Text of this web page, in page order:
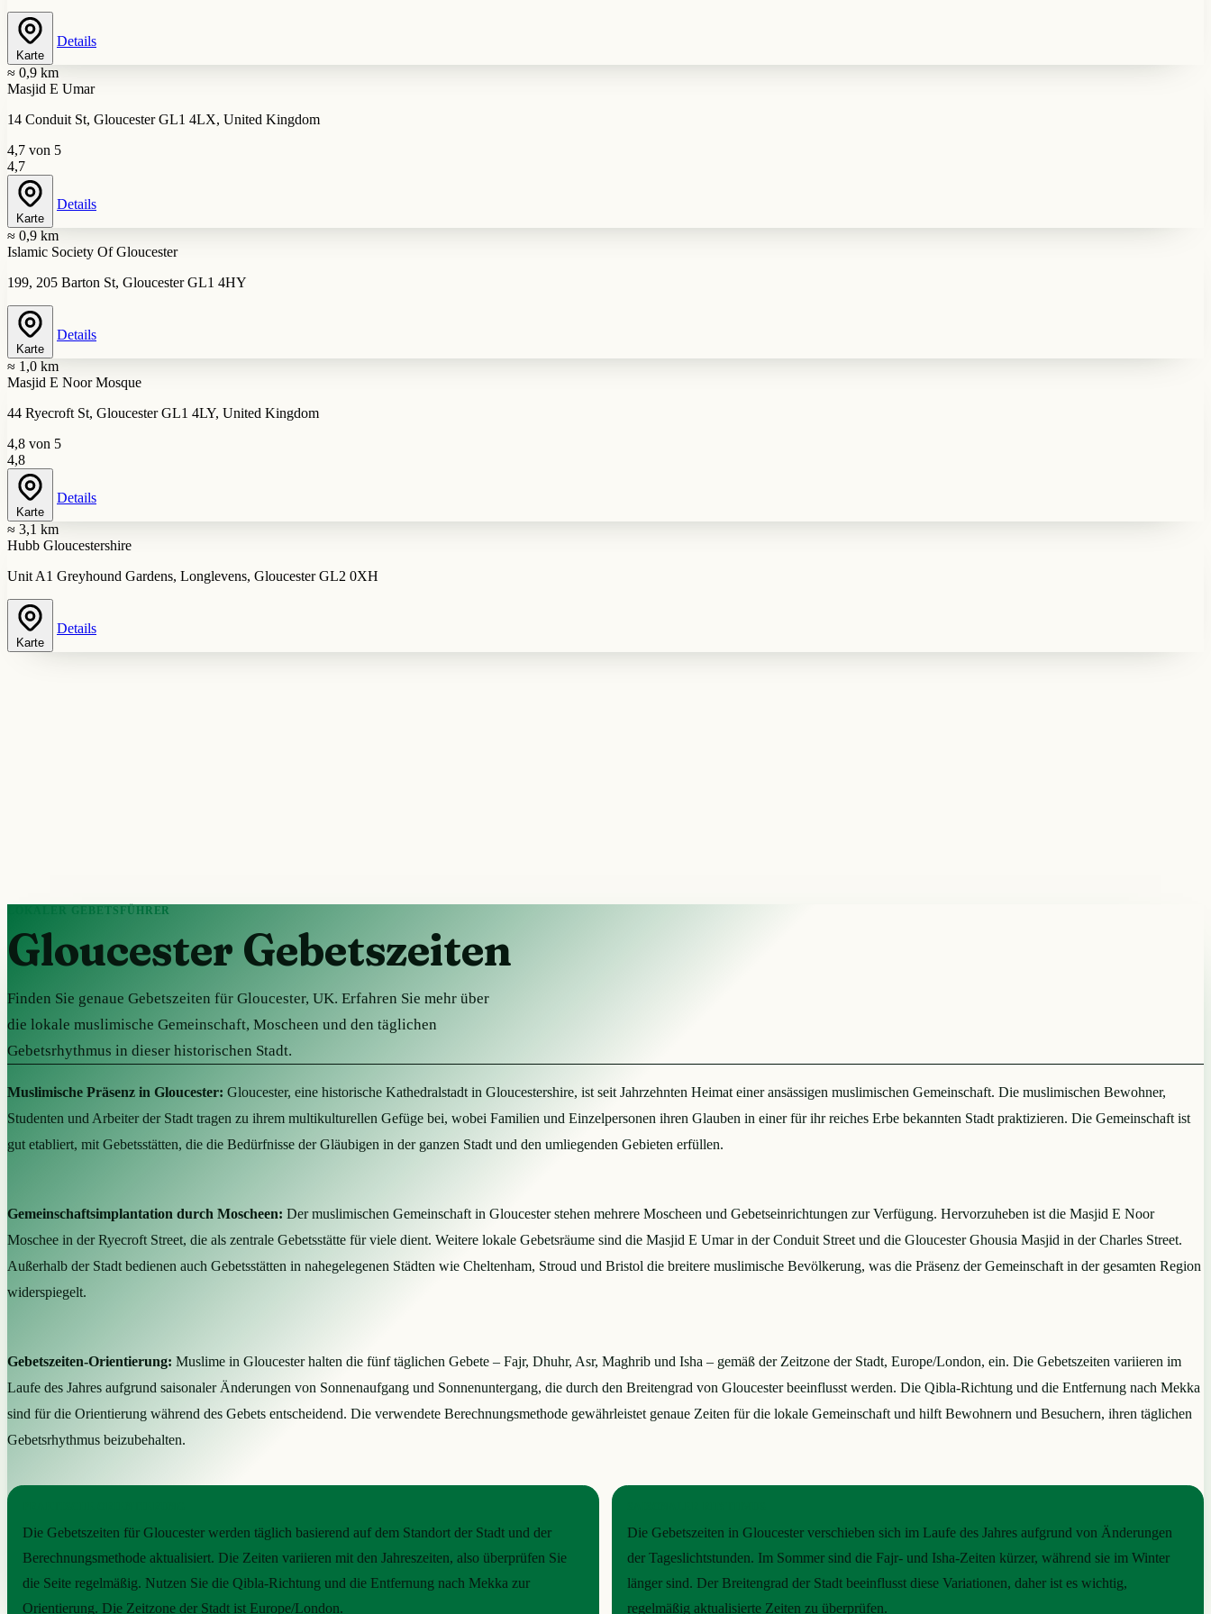
Karte
Details
≈ 0,9 km
Masjid E Umar
14 Conduit St, Gloucester GL1 4LX, United Kingdom
4,7 von 5
4,7
Karte
Details
≈ 0,9 km
Islamic Society Of Gloucester
199, 205 Barton St, Gloucester GL1 4HY
Karte
Details
≈ 1,0 km
Masjid E Noor Mosque
44 Ryecroft St, Gloucester GL1 4LY, United Kingdom
4,8 von 5
4,8
Karte
Details
≈ 3,1 km
Hubb Gloucestershire
Unit A1 Greyhound Gardens, Longlevens, Gloucester GL2 0XH
Karte
Details
LOKALER GEBETSFÜHRER
Gloucester Gebetszeiten
Finden Sie genaue Gebetszeiten für Gloucester, UK. Erfahren Sie mehr über
die lokale muslimische Gemeinschaft, Moscheen und den täglichen
Gebetsrhythmus in dieser historischen Stadt.
Muslimische Präsenz in Gloucester: Gloucester, eine historische Kathedralstadt in Gloucestershire, ist seit Jahrzehnten Heimat einer ansässigen muslimischen Gemeinschaft. Die muslimischen Bewohner,
Studenten und Arbeiter der Stadt tragen zu ihrem multikulturellen Gefüge bei, wobei Familien und Einzelpersonen ihren Glauben in einer für ihr reiches Erbe bekannten Stadt praktizieren. Die Gemeinschaft ist
gut etabliert, mit Gebetsstätten, die die Bedürfnisse der Gläubigen in der ganzen Stadt und den umliegenden Gebieten erfüllen.
Gemeinschaftsimplantation durch Moscheen: Der muslimischen Gemeinschaft in Gloucester stehen mehrere Moscheen und Gebetseinrichtungen zur Verfügung. Hervorzuheben ist die Masjid E Noor
Moschee in der Ryecroft Street, die als zentrale Gebetsstätte für viele dient. Weitere lokale Gebetsräume sind die Masjid E Umar in der Conduit Street und die Gloucester Ghousia Masjid in der Charles Street.
Außerhalb der Stadt bedienen auch Gebetsstätten in nahegelegenen Städten wie Cheltenham, Stroud und Bristol die breitere muslimische Bevölkerung, was die Präsenz der Gemeinschaft in der gesamten Region
widerspiegelt.
Gebetszeiten-Orientierung: Muslime in Gloucester halten die fünf täglichen Gebete – Fajr, Dhuhr, Asr, Maghrib und Isha – gemäß der Zeitzone der Stadt, Europe/London, ein. Die Gebetszeiten variieren im
Laufe des Jahres aufgrund saisonaler Änderungen von Sonnenaufgang und Sonnenuntergang, die durch den Breitengrad von Gloucester beeinflusst werden. Die Qibla-Richtung und die Entfernung nach Mekka
sind für die Orientierung während des Gebets entscheidend. Die verwendete Berechnungsmethode gewährleistet genaue Zeiten für die lokale Gemeinschaft und hilft Bewohnern und Besuchern, ihren täglichen
Gebetsrhythmus beizubehalten.
Die Gebetszeiten für Gloucester werden täglich basierend auf dem Standort der Stadt und der
Berechnungsmethode aktualisiert. Die Zeiten variieren mit den Jahreszeiten, also überprüfen Sie
die Seite regelmäßig. Nutzen Sie die Qibla-Richtung und die Entfernung nach Mekka zur
Orientierung. Die Zeitzone der Stadt ist Europe/London.
Die Gebetszeiten in Gloucester verschieben sich im Laufe des Jahres aufgrund von Änderungen
der Tageslichtstunden. Im Sommer sind die Fajr- und Isha-Zeiten kürzer, während sie im Winter
länger sind. Der Breitengrad der Stadt beeinflusst diese Variationen, daher ist es wichtig,
regelmäßig aktualisierte Zeiten zu überprüfen.